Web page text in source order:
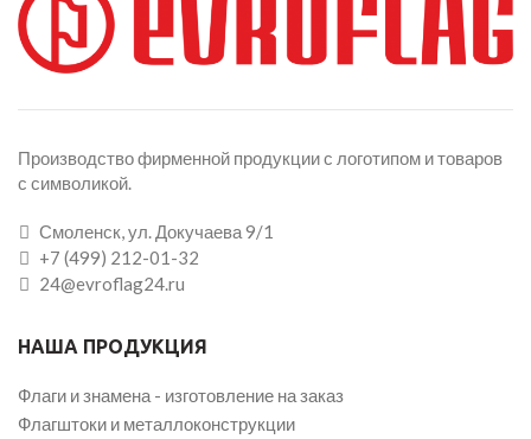
Производство фирменной продукции с логотипом и товаров
с символикой.
Смоленск, ул. Докучаева 9/1
+7 (499) 212-01-32
24@evroflag24.ru
НАША ПРОДУКЦИЯ
Флаги и знамена - изготовление на заказ
Флагштоки и металлоконструкции